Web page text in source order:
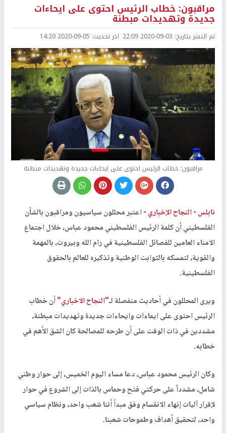
مراقبون: خطاب الرئيس احتوى على ايحاءات
جديدة وتهديدات مبطنة
تم النشر بتاريخ: 2020-09-03 22:09 اخر تحديث: 2020-09-05 14:20
مراقبون: خطاب الرئيس احتوى على ايحاءات جديدة وتهديدات مبطنة
نابلس -النجاح الإخباري -اعتبر محللون سياسيون ومراقبون بالشأن
الفلسطيني أن كلمة الرئيس الفلسطيني محمود عباس، خلال اجتماع
الامناء العامين للفصائل الفلسطينية في رام الله وبيروت، بالمهمة
والقوية، لتمسكه بالثوابت الوطنية وتذكيره للعالم بالحقوق
الفلسطينية.
ويرى المحللون في أحاديث منفصلة لـ"النجاح الاخباري"أن خطاب
الرئيس احتوى على ايماءات وايحاءات جديدة وتهديدات مبطنة،
مشددين في ذات الوقت على أن طرحه للمصالحة كان الشق الأهم في
خطابه.
وكان الرئيس محمود عباس، دعا مساء اليوم الخميس، إلى حوار وطني
شامل، مشدداً على حركتي فتح وحماس بالذات إلى الشروع في حوار
لإقرار آليات إنهاء الانقسام وفق مبدأ أننا شعب واحد، ونظام سياسي
واحد، لتحقيق أهداف وطموحات شعبنا.